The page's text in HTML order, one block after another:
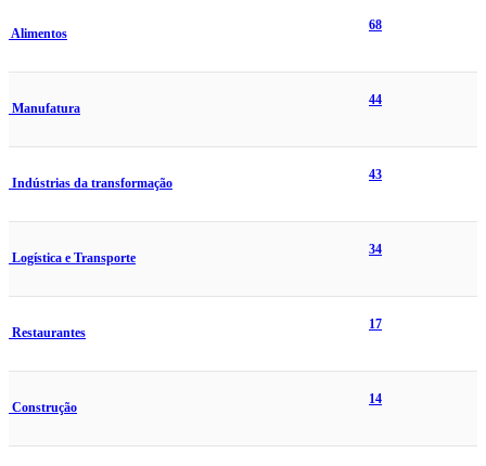
Alimentos
68
Manufatura
44
Indústrias da transformação
43
Logística e Transporte
34
Restaurantes
17
Construção
14